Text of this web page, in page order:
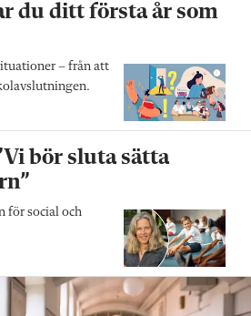
du ditt första år som
– från att
bör sluta sätta
för social och